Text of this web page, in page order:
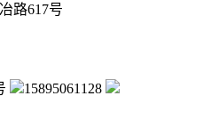
路617号
15895061128